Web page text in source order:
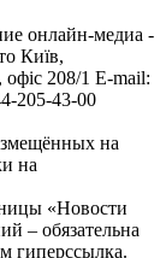
онлайн-медиа -
Київ,
208/1 E-mail:
205-43-00
на
на
«Новости
– обязательна
гиперссылка.